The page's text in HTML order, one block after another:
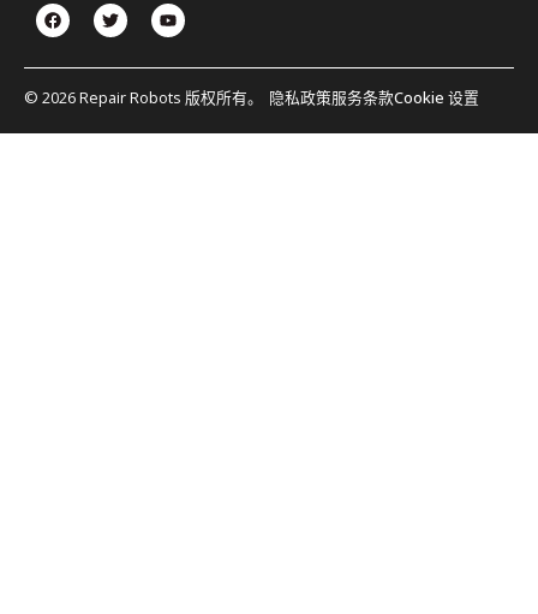
© 2026 Repair Robots 版权所有。 隐私政策服务条款Cookie 设置